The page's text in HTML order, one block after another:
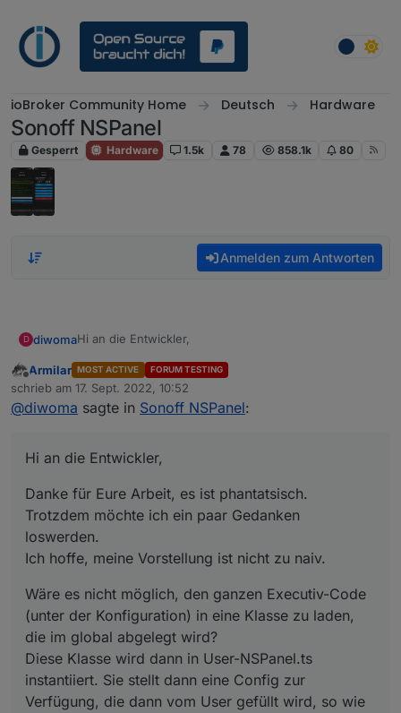
ioBroker Community Home Deutsch Hardware
Sonoff NSPanel
Gesperrt Hardware 1.5k 78 858.1k 80
Anmelden zum Antworten
D diwomaHi an die Entwickler,
Danke für Eure Arbeit, es ist phantatsisch. Trotzdem
möchte ich ein paar Gedanken loswerden.
Ich hoffe, meine Vorstellung ist nicht zu naiv.
Wäre es nicht möglich, den ganzen Executiv-Code
Diese Klasse wird dann in User-NSPanel.ts instantiiert.
vom User gefüllt wird, so wie jetzt auch, aber als
Objekt.
Copy-Paste, ohne auf die eigenen EInstellungen
Rücksicht nehmen zu müssen
kürzeres, übersichtlicheres Skript für die
Einfachere Handhabung bei Verwendung von
selbe
Der User instantiiert nur die Klasse, befüllt die
Instanz.Config und macht ein Instanz.Start() oder so
was.
Offline
Armilar MOST ACTIVE FORUM TESTING
schrieb am 17. Sept. 2022, 10:52
zuletzt editiert von
@diwoma sagte in Sonoff NSPanel:
Hi an die Entwickler,
Danke für Eure Arbeit, es ist phantatsisch.
Trotzdem möchte ich ein paar Gedanken
loswerden.
Ich hoffe, meine Vorstellung ist nicht zu naiv.
Wäre es nicht möglich, den ganzen Executiv-Code
(unter der Konfiguration) in eine Klasse zu laden,
die im global abgelegt wird?
Diese Klasse wird dann in User-NSPanel.ts
instantiiert. Sie stellt dann eine Config zur
Verfügung, die dann vom User gefüllt wird, so wie